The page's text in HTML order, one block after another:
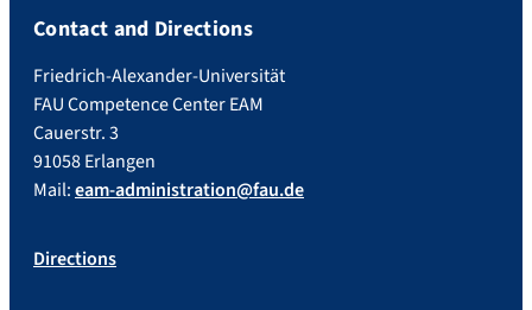
Contact and Directions
Friedrich-Alexander-Universität
FAU Competence Center EAM
Cauerstr. 3
91058 Erlangen
Mail:eam-administration@fau.de
Directions